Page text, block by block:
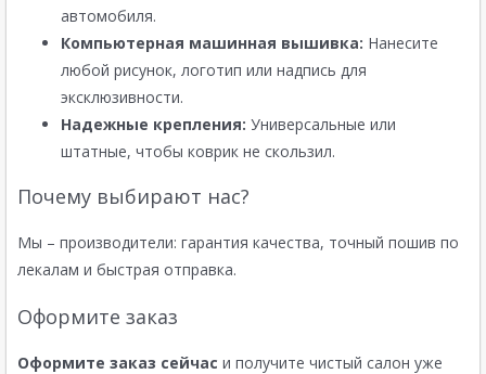
автомобиля.
Компьютерная машинная вышивка: Нанесите
любой рисунок, логотип или надпись для
эксклюзивности.
Надежные крепления: Универсальные или
штатные, чтобы коврик не скользил.
Почему выбирают нас?
Мы – производители: гарантия качества, точный пошив по
лекалам и быстрая отправка.
Оформите заказ
Оформите заказ сейчас и получите чистый салон уже